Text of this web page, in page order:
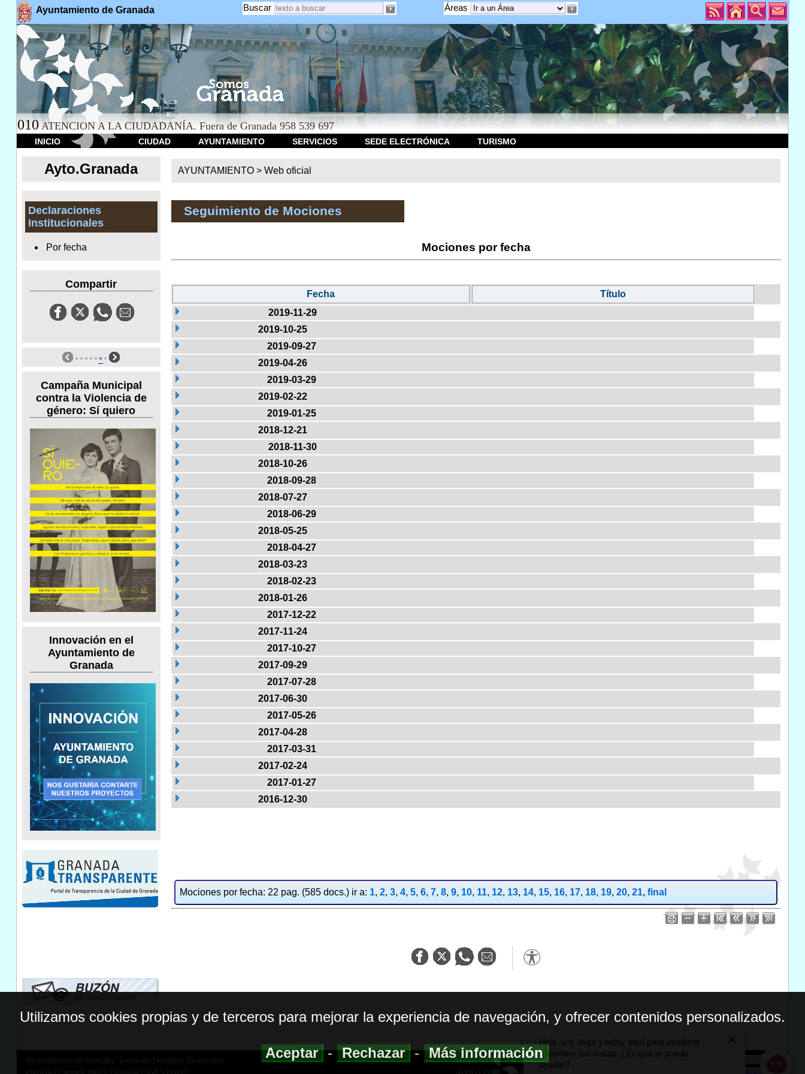
Ayuntamiento de Granada Áreas
Buscar
010 ATENCION A LA CIUDADANÍA. Fuera de Granada 958 539 697
INICIO CIUDAD AYUNTAMIENTO SERVICIOS SEDE ELECTRÓNICA TURISMO
Ayto.Granada
Declaraciones
Institucionales
Por fecha
Compartir
Campaña Municipal
contra la Violencia de
género: Sí quiero
Innovación en el
Ayuntamiento de
Granada
AYUNTAMIENTO > Web oficial
Seguimiento de Mociones
Mociones por fecha
Fecha
Título
2019-11-29
2019-10-25
2019-09-27
2019-04-26
2019-03-29
2019-02-22
2019-01-25
2018-12-21
2018-11-30
2018-10-26
2018-09-28
2018-07-27
2018-06-29
2018-05-25
2018-04-27
2018-03-23
2018-02-23
2018-01-26
2017-12-22
2017-11-24
2017-10-27
2017-09-29
2017-07-28
2017-06-30
2017-05-26
2017-04-28
2017-03-31
2017-02-24
2017-01-27
2016-12-30
Mociones por fecha: 22 pag. (585 docs.) ir a: 1, 2, 3, 4, 5, 6, 7, 8, 9, 10, 11, 12, 13, 14, 15, 16, 17, 18, 19, 20, 21, final
Ayuntamiento de Granada. Todos los Derechos Reservados.
MAPA WEB|ACCESIBILIDAD
AVISO LEGAL| POLITICA DE PRIVACIDAD
Utilizamos cookies propias y de terceros para mejorar la experiencia de navegación, y ofrecer contenidos personalizados.
Aceptar-Rechazar-Más información